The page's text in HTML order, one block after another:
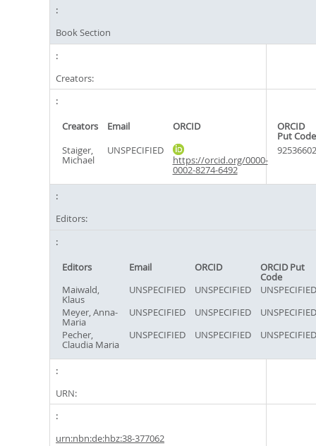
Book Section
Creators:
Creators Email ORCID ORCID
Put Code
Staiger,
Michael
UNSPECIFIED
https://orcid.org/0000-
0002-8274-6492
92536602
Editors:
Editors Email ORCID ORCID Put
Code
Maiwald,
Klaus
UNSPECIFIED UNSPECIFIED
UNSPECIFIED
Meyer, Anna-
Maria
UNSPECIFIED UNSPECIFIED
UNSPECIFIED
Pecher,
Claudia Maria
UNSPECIFIED UNSPECIFIED UNSPECIFIED
URN:
urn:nbn:de:hbz:38-377062